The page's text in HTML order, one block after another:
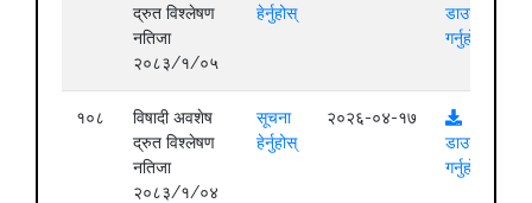
द्रुत विश्लेषण
नतिजा
२०८३/१/०५
हेर्नुहोस्
डाउनलोड
गर्नुहोस्
१०८
विषादी अवशेष
द्रुत विश्लेषण
नतिजा
२०८३/१/०४
सूचना
हेर्नुहोस्
२०२६-०४-१७
डाउनलोड
गर्नुहोस्